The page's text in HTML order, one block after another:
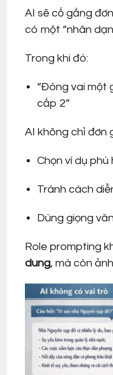
AI sẽ cố gắng
có một “nhân
Trong khi đó:
“Đóng vai một
cấp 2”
AI không chỉ đơn
Chọn ví dụ phù
Tránh cách
Dùng giọng
Role prompting
dung, mà còn